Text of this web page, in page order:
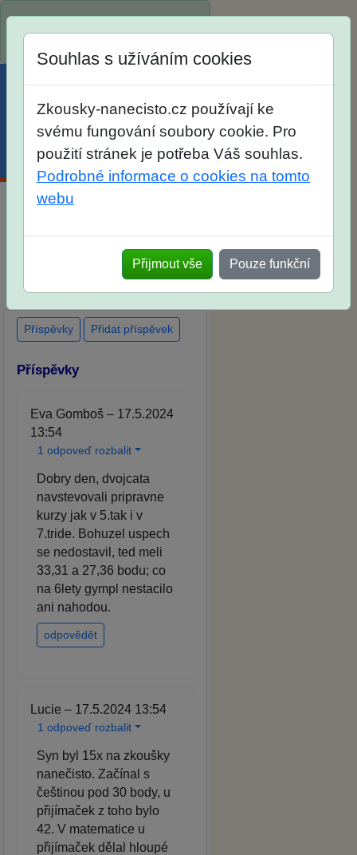
Menu Účet Košík
po skutečných přijímacích
zkouškách
Souhlas s užíváním cookies
Zkousky-nanecisto.cz používají ke
svému fungování soubory cookie. Pro
použití stránek je potřeba Váš souhlas.
Podrobné informace o cookies na tomto
webu
Přijmout vše Pouze funkční
Příspěvky Přidat příspěvek
Příspěvky
Eva Gomboš – 17.5.2024
13:54
1 odpoveď rozbalit
Dobry den, dvojcata
navstevovali pripravne
kurzy jak v 5.tak i v
7.tride. Bohuzel uspech
se nedostavil, ted meli
33,31 a 27,36 bodu; co
na 6lety gympl nestacilo
ani nahodou.
odpovědět
Lucie – 17.5.2024 13:54
1 odpoveď rozbalit
Syn byl 15x na zkoušky
nanečisto. Začínal s
češtinou pod 30 body, u
přijímaček z toho bylo
42. V matematice u
přijímaček dělal hloupé